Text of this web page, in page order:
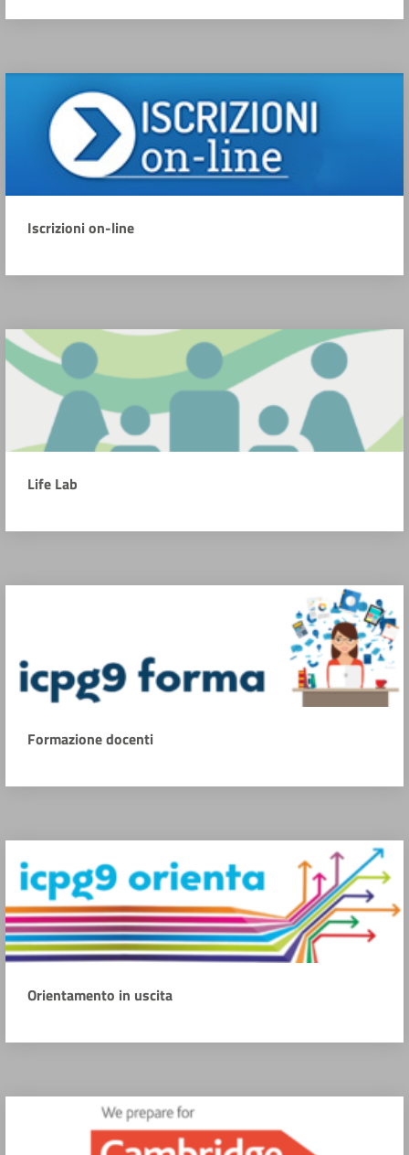
Iscrizioni on-line
Life Lab
Formazione docenti
Orientamento in uscita